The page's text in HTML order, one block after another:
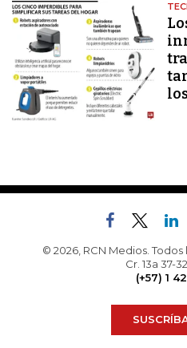
© 2026, RCN Medios.
Cr. 13a 37-
(+57) 1